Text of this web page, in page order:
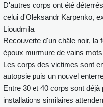
D'autres corps ont été
celui d'Oleksandr Karpenko,
Lioudmila.
Recouverte d'un châle noir, la
époux murmure de vains
Les corps des victimes sont
autopsie puis un nouvel
Entre 30 et 40 corps sont
installations similaires